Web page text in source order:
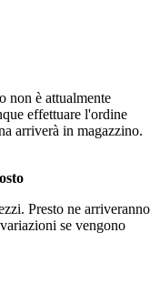
non è attualmente
effettuare l'ordine
arriverà in magazzino.
Presto ne arriveranno
se vengono